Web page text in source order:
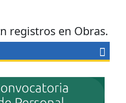
registros en Obras.